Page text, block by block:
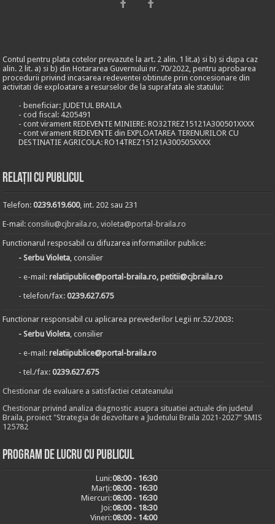
Contul pentru plata cotelor prevazute la art. 2 alin. 1 lit.a) si b) si dupa caz
alin. 2 lit. a) si b) din Hotararea Guvernului nr. 70/2022, pentru aprobarea
procedurii privind incasarea redeventei obtinute prin concesionare din
activitati de exploatare a resurselor de la suprafata ale statului:
- beneficiar: JUDETUL BRAILA
- cod fiscal: 4205491
- cont virament REDEVENTE MINIERE: RO32TREZ15121A300501XXXX
- cont virament REDEVENTE din EXPLOATAREA TERENURILOR CU
DESTINATIE AGRICOLA: RO14TREZ15121A300505XXXX
Relații cu publicul
Telefon:0239.619.600, int. 202 sau 231
E-mail:consiliu@cjbraila.ro,violeta@portal-braila.ro
Functionarul resposabil cu difuzarea informatiilor publice:
- Serbu Violeta, consilier
- e-mail:relatiipublice@portal-braila.ro, petitii@cjbraila.ro
- telefon/fax:0239.627.675
Functionar responsabil cu aplicarea prevederilor Legii nr.52/2003:
- Serbu Violeta, consilier
- e-mail:relatiipublice@portal-braila.ro
- tel./fax:0239.627.675
Chestionar de evaluare a satisfactiei cetateanului
Chestionar privind analiza diagnostic asupra situatiei actuale din judetul
Braila, proiect "Strategia de dezvoltare a Judetului Braila 2021-2027" SMIS
125782
Program de lucru cu publicul
Luni:08:00 - 16:30
Marți:08:00 - 16:30
Miercuri:08:00 - 16:30
Joi:08:00 - 18:30
Vineri:08:00 - 14:00